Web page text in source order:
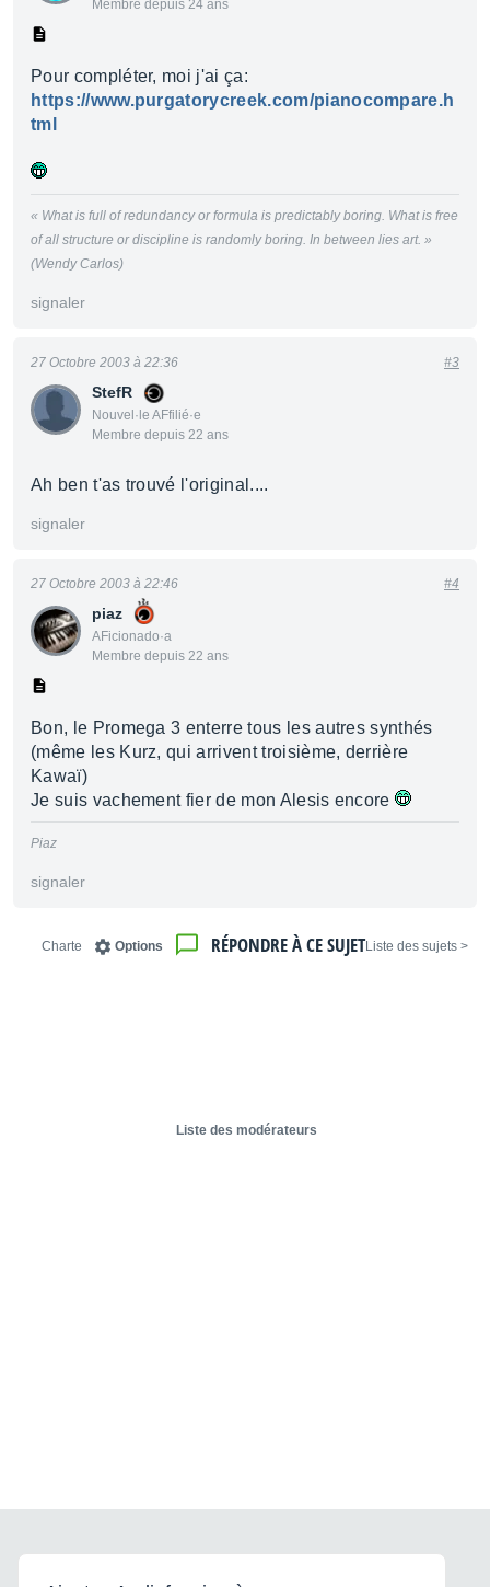
Membre depuis 24 ans
Pour compléter, moi j'ai ça:
https://www.purgatorycreek.com/pianocompare.h
tml
« What is full of redundancy or formula is predictably boring. What is free
of all structure or discipline is randomly boring. In between lies art. »
(Wendy Carlos)
signaler
StefR
Nouvel·le AFfilié·e
Membre depuis 22 ans
27 Octobre 2003 à 22:36 #3
Ah ben t'as trouvé l'original....
signaler
piaz
AFicionado·a
Membre depuis 22 ans
27 Octobre 2003 à 22:46 #4
Bon, le Promega 3 enterre tous les autres synthés
(même les Kurz, qui arrivent troisième, derrière
Kawaï)
Je suis vachement fier de mon Alesis encore
Piaz
signaler
< Liste des sujets
RÉPONDRE À CE SUJET
Options
Charte
Liste des modérateurs